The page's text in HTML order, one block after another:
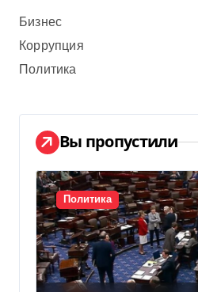
Бизнес
Коррупция
Политика
Вы пропустили
Политика